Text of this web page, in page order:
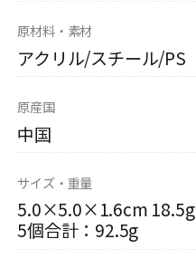
原材料・素材
アクリル/スチール/PS
原産国
中国
サイズ・重量
5.0×5.0×1.6cm 18.5g
5個合計：92.5g